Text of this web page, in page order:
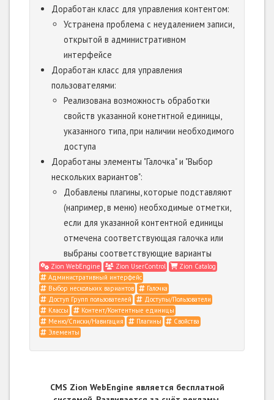
Доработан класс для управления контентом:
Устранена проблема с неудалением записи,
открытой в административном
интерфейсе
Доработан класс для управления
пользователями:
Реализована возможность обработки
свойств указанной конетнтной единицы,
указанного типа, при наличии необходимого
доступа
Доработаны элементы "Галочка" и "Выбор
нескольких вариантов":
Добавлены плагины, которые подставляют
(например, в меню) необходимые отметки,
если для указанной контентной единицы
отмечена соответствующая галочка или
выбраны соответствующие варианты
Zion WebEngine Zion UserControl
Zion Catalog
Административный интерфейс
Выбор нескольких вариантов
Галочка
Доступ Групп пользователей
Доступы/Пользователи
Классы
Контент/Контентные единицы
Меню/Списки/Навигация
Плагины
Свойства
Элементы
CMS Zion WebEngine является бесплатной